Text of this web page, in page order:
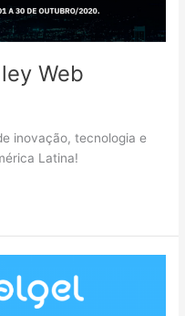
Web
inovação, tecnologia e
Latina!